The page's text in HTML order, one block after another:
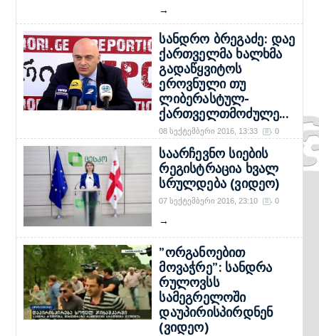
→
სანდრო ბრეგაძე: დაე
ქართველმა ხალხმა
გადაწყვიტოს
ეროვნული თუ
ლიბერასტულ-
ქართველთმოძულე...
08 სექტემბერი 2016, 13:33 0
→
საარჩევნო სიების
რეგისტრაცია ხვალ
სრულდება (ვიდეო)
07 სექტემბერი 2016, 23:10 0
→
”ორგანოებით
მოვაჭრე”: სანდრა
რულოვსს
სამეგრელოში
დაუპირისპირდნენ
(ვიდეო)